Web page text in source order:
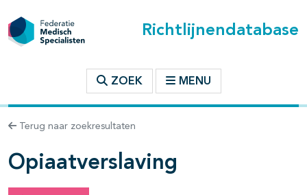
Richtlijnendatabase
ZOEK MENU
Terug naar zoekresultaten
Opiaatverslaving
binnen deze richtlijn